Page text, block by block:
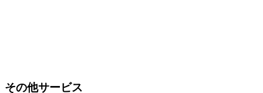
その他サービス